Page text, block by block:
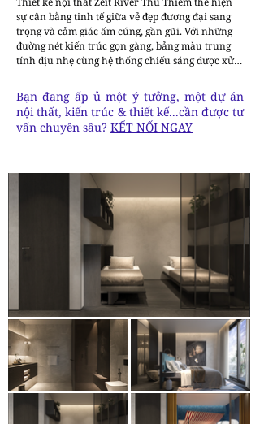
sự cân bằng tinh tế giữa vẻ đẹp đương đại sang
trọng và cảm giác ấm cúng, gần gũi. Với những
đường nét kiến trúc gọn gàng, bảng màu trung
tính dịu nhẹ cùng hệ thống chiếu sáng được xử
gian đều được chăm chút để phản ánh tinh thần
hiện đại nhưng vẫn giữ được sự ấm áp và dễ
sống.
mảng tường cong cùng vật liệu mang tính tự
nhiên giúp làm mềm các hình khối hình học, tạo
nên bầu không khí tối giản nhưng vẫn thân
thiện và mời gọi. Các không gian riêng tư như
phòng ngủ và phòng tắm nhấn mạnh cảm giác
thư thái thông qua gam màu trung tính, vật liệu
giàu xúc giác và các chi tiết được bố cục tinh tế,
biến những sinh hoạt thường ngày thành những
khoảnh khắc nghỉ ngơi trọn vẹn.
Những điểm nhấn đặc biệt của công trình bao
gồm phòng trẻ em với thiết kế sinh động, màu sắc
vui tươi và các yếu tố giàu tính tưởng tượng,
khơi gợi sự sáng tạo; cùng với đó là các không
gian làm việc đa năng được tích hợp hài hòa vào
tổng thể ngôi nhà — một nhu cầu thiết yếu của
lối sống đương đại.
Bạn đang ấp ủ một ý tưởng, một dự án
nội thất, kiến trúc & thiết kế...cần được tư
vấn chuyên sâu? KẾT NỐI NGAY